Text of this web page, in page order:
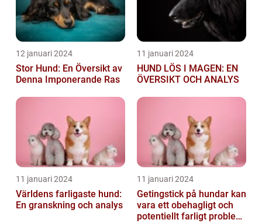
12 januari 2024
Stor Hund: En Översikt av
Denna Imponerande Ras
11 januari 2024
HUND LÖS I MAGEN: EN
ÖVERSIKT OCH ANALYS
11 januari 2024
Världens farligaste hund:
En granskning och analys
11 januari 2024
Getingstick på hundar kan
vara ett obehagligt och
potentiellt farligt problem